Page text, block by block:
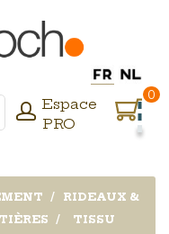
Espace
PRO
0
RIDEAUX &
TISSU